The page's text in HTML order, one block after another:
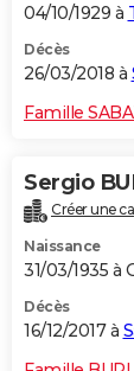
04/10/1929 à
Décès
26/03/2018 à
Famille
Sergio
Créer une
Naissance
31/03/1935 à
Décès
16/12/2017 à